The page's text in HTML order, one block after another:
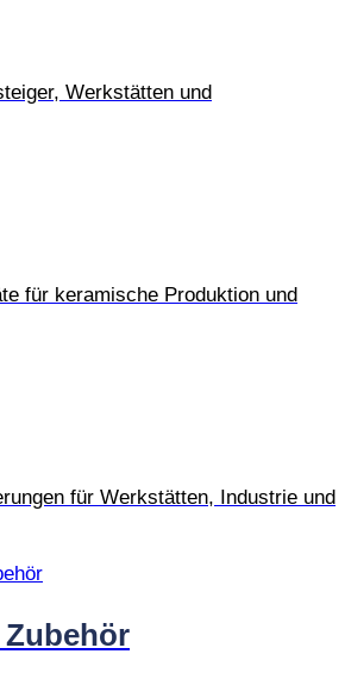
Werkstätten und
für keramische Produktion und
für Werkstätten, Industrie und